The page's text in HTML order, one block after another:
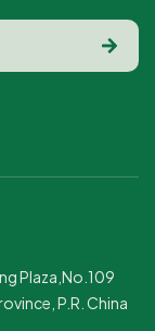
Plaza,No.109
P.R. China